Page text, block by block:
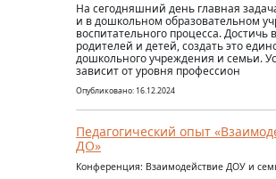
На сегодняшний день главная
и в дошкольном образовательном
воспитательного процесса.
родителей и детей, создать это
дошкольного учреждения и семьи.
зависит от уровня профессион
Опубликовано: 16.12.2024
Педагогический опыт
ДО»
Конференция: Взаимодействие ДОУ и